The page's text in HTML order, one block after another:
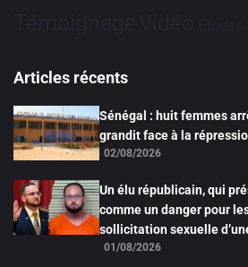
TémoignageVidéo Études
Articles récents
Sénégal : huit femmes
grandit face à la
02/08/2026
Un élu républicain, qui
comme un danger pour
sollicitation sexuelle
01/08/2026